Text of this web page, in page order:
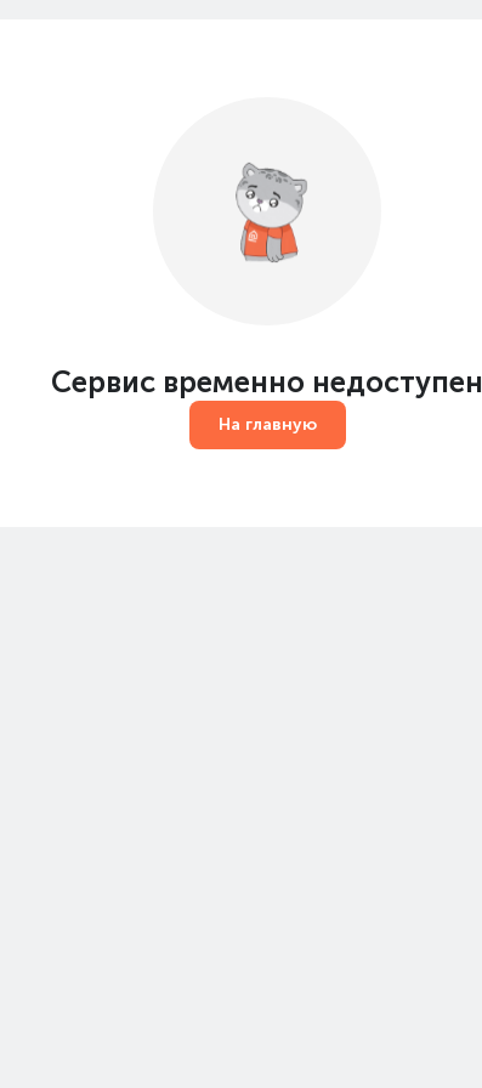
Сервис временно недоступен
На главную